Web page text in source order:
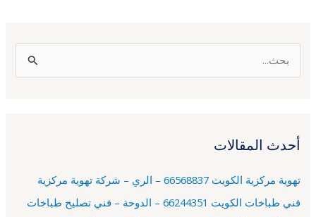
ث
ن
:
أحدث المقالات
تهوية مركزية الكويت 66568837 – الري – شركة تهوية مركزية
فني طباخات الكويت 66244351 – الدوحة – فني تصليح طباخات